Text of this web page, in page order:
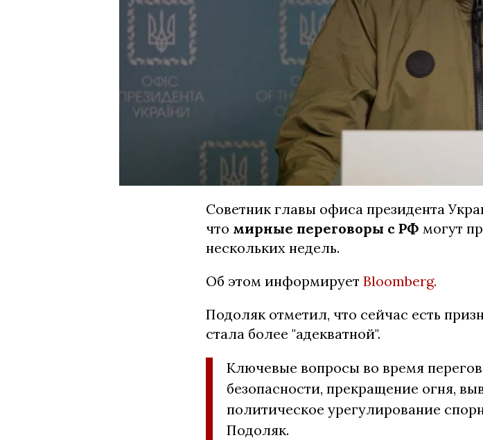
Советник главы офиса президента
что мирные переговоры с РФ могут
нескольких недель.
Об этом информирует Bloomberg.
Подоляк отметил, что сейчас есть
стала более "адекватной".
Ключевые вопросы во время
безопасности, прекращение огня,
политическое урегулирование
Подоляк.